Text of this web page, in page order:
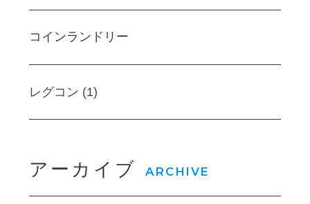
コインランドリー
レグコン (1)
アーカイブ ARCHIVE